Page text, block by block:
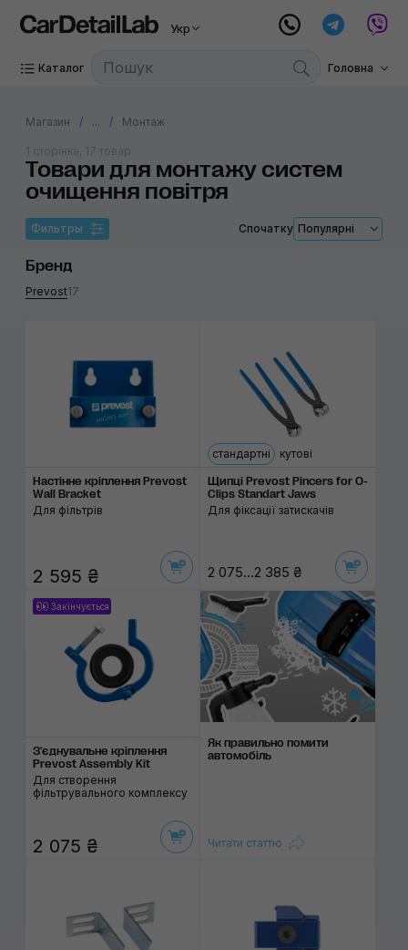
Укр
Каталог Головна
Магазин ... Монтаж
Товари для монтажу систем
очищення повітря
1 сторінка, 17 товар
Фильтры Спочатку Популярні
Бренд
Prevost17
Настінне кріплення Prevost
Wall Bracket
Для фільтрів
2 595 ₴
стандартні кутові
Щипці Prevost Pincers for O-
Clips Standart Jaws
Для фіксації затискачів
2 075...2 385 ₴
Закінчується
З'єднувальне кріплення
Prevost Assembly Kit
Для створення
фільтрувального комплексу
2 075 ₴
Як правильно помити
автомобіль
Читати статтю